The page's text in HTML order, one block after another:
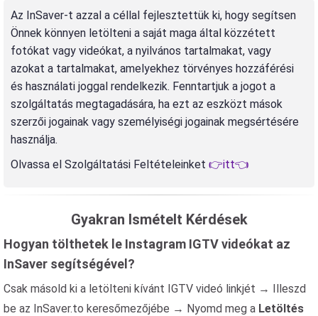
Az InSaver-t azzal a céllal fejlesztettük ki, hogy segítsen
Önnek könnyen letölteni a saját maga által közzétett
fotókat vagy videókat, a nyilvános tartalmakat, vagy
azokat a tartalmakat, amelyekhez törvényes hozzáférési
és használati joggal rendelkezik. Fenntartjuk a jogot a
szolgáltatás megtagadására, ha ezt az eszközt mások
szerzői jogainak vagy személyiségi jogainak megsértésére
használja.
Olvassa el Szolgáltatási Feltételeinket 👉itt👈
Gyakran Ismételt Kérdések
Hogyan tölthetek le Instagram IGTV videókat az
InSaver segítségével?
Csak másold ki a letölteni kívánt IGTV videó linkjét → Illeszd
be az InSaver.to keresőmezőjébe → Nyomd meg a Letöltés